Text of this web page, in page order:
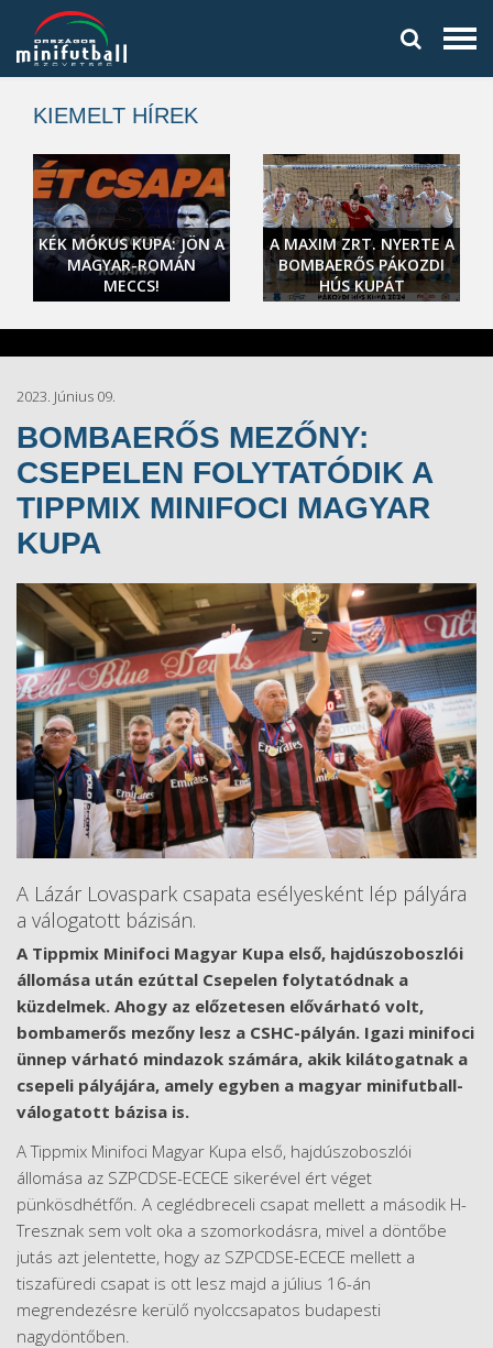
KIEMELT HÍREK
KÉK MÓKUS KUPA: JÖN A
MAGYAR-ROMÁN
MECCS!
A MAXIM ZRT. NYERTE A
BOMBAERŐS PÁKOZDI
HÚS KUPÁT
2023. Június 09.
BOMBAERŐS MEZŐNY:
CSEPELEN FOLYTATÓDIK A
TIPPMIX MINIFOCI MAGYAR
KUPA
A Lázár Lovaspark csapata esélyesként lép pályára
a válogatott bázisán.
A Tippmix Minifoci Magyar Kupa első, hajdúszoboszlói
állomása után ezúttal Csepelen folytatódnak a
küzdelmek. Ahogy az előzetesen elővárható volt,
bombamerős mezőny lesz a CSHC-pályán. Igazi minifoci
ünnep várható mindazok számára, akik kilátogatnak a
csepeli pályájára, amely egyben a magyar minifutball-
válogatott bázisa is.
A Tippmix Minifoci Magyar Kupa első, hajdúszoboszlói
állomása az SZPCDSE-ECECE sikerével ért véget
pünkösdhétfőn. A ceglédbreceli csapat mellett a második H-
Tresznak sem volt oka a szomorkodásra, mivel a döntőbe
jutás azt jelentette, hogy az SZPCDSE-ECECE mellett a
tiszafüredi csapat is ott lesz majd a július 16-án
megrendezésre kerülő nyolccsapatos budapesti
nagydöntőben.